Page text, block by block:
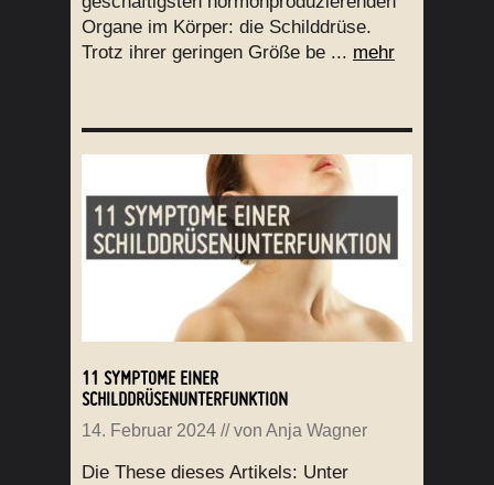
Organe im Körper: die Schilddrüse.
Trotz ihrer geringen Größe be ... mehr
11 SYMPTOME EINER
SCHILDDRÜSENUNTERFUNKTION
14. Februar 2024 // von Anja Wagner
Die These dieses Artikels: Unter